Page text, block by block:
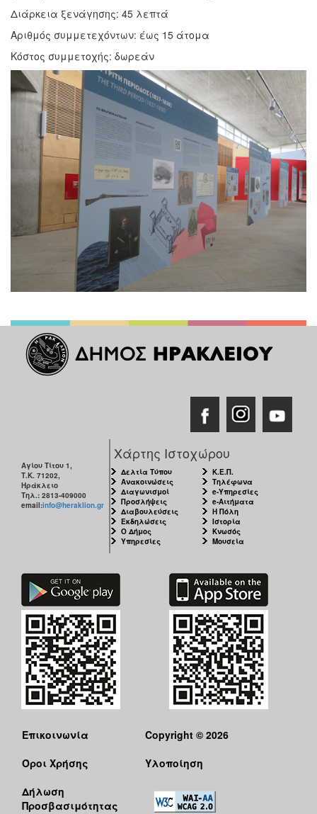
Διάρκεια ξενάγησης: 45 λεπτά
Αριθμός συμμετεχόντων: έως 15 άτομα
Κόστος συμμετοχής: δωρεάν
Αγίου Τίτου 1,
Τ.Κ. 71202,
Ηράκλειο
Τηλ.: 2813-409000
email:info@heraklion.gr
Χάρτης Ιστοχώρου
Δελτία Τύπου
Ανακοινώσεις
Διαγωνισμοί
Προσλήψεις
Διαβουλεύσεις
Εκδηλώσεις
Ο Δήμος
Υπηρεσίες
Κ.Ε.Π.
Τηλέφωνα
e-Υπηρεσίες
e-Αιτήματα
Η Πόλη
Ιστορία
Κνωσός
Μουσεία
Επικοινωνία
Όροι Χρήσης
Δήλωση
Προσβασιμότητας
Copyright © 2026
Υλοποίηση